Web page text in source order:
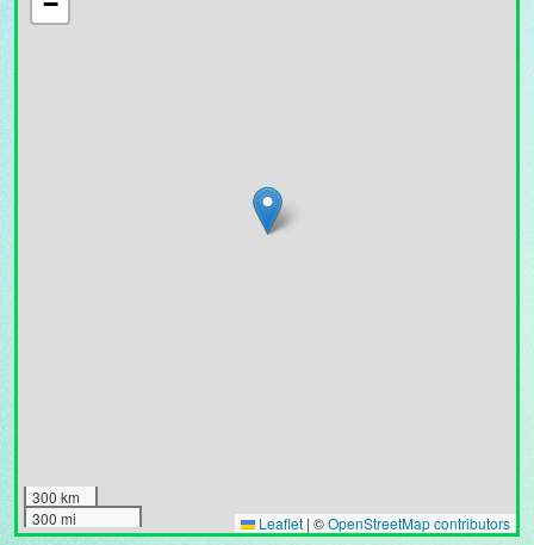
300 km
300 mi
Leaflet | ©OpenStreetMap contributors